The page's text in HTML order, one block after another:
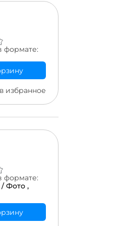
формате:
избранное
формате:
Фото ,